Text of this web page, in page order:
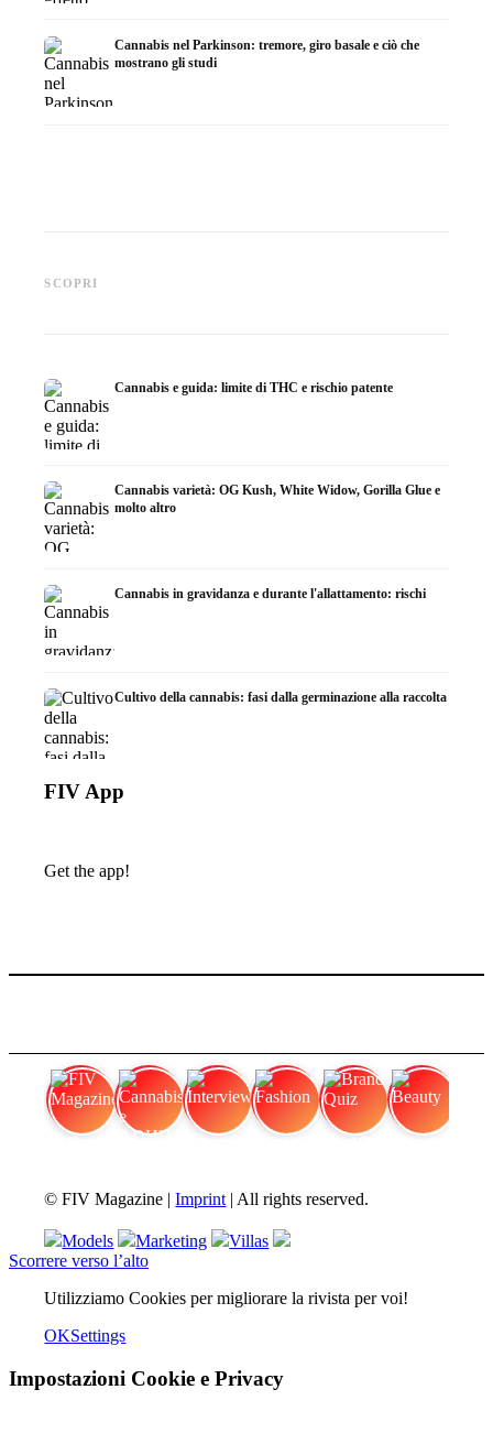
Cannabis nel Parkinson: tremore, giro basale e ciò che
mostrano gli studi
SCOPRI
mostrano gli studi
Cannabis e guida: limite di THC e rischio patente
Cannabis varietà: OG Kush, White Widow, Gorilla Glue e
molto altro
Cannabis in gravidanza e durante l'allattamento: rischi
Cultivo della cannabis: fasi dalla germinazione alla raccolta
FIV App
Get the app!
© FIV Magazine |Imprint| All rights reserved.
Models Marketing
Villas
Scorrere verso l’alto
Utilizziamo Cookies per migliorare la rivista per voi!
OKSettings
Impostazioni Cookie e Privacy